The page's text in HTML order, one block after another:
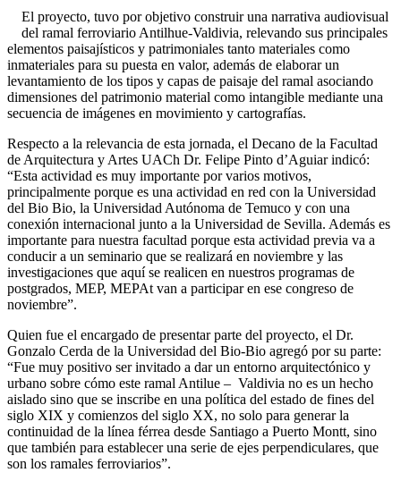
El proyecto, tuvo por objetivo construir una narrativa audiovisual
del ramal ferroviario Antilhue-Valdivia, relevando sus principales
elementos paisajísticos y patrimoniales tanto materiales como
inmateriales para su puesta en valor, además de elaborar un
levantamiento de los tipos y capas de paisaje del ramal asociando
dimensiones del patrimonio material como intangible mediante una
secuencia de imágenes en movimiento y cartografías.
Respecto a la relevancia de esta jornada, el Decano de la Facultad
de Arquitectura y Artes UACh Dr. Felipe Pinto d’Aguiar indicó:
“Esta actividad es muy importante por varios motivos,
principalmente porque es una actividad en red con la Universidad
del Bio Bio, la Universidad Autónoma de Temuco y con una
conexión internacional junto a la Universidad de Sevilla. Además es
importante para nuestra facultad porque esta actividad previa va a
conducir a un seminario que se realizará en noviembre y las
investigaciones que aquí se realicen en nuestros programas de
postgrados, MEP, MEPAt van a participar en ese congreso de
noviembre”.
Quien fue el encargado de presentar parte del proyecto, el Dr.
Gonzalo Cerda de la Universidad del Bio-Bio agregó por su parte:
“Fue muy positivo ser invitado a dar un entorno arquitectónico y
urbano sobre cómo este ramal Antilue – Valdivia no es un hecho
aislado sino que se inscribe en una política del estado de fines del
siglo XIX y comienzos del siglo XX, no solo para generar la
continuidad de la línea férrea desde Santiago a Puerto Montt, sino
que también para establecer una serie de ejes perpendiculares, que
son los ramales ferroviarios”.